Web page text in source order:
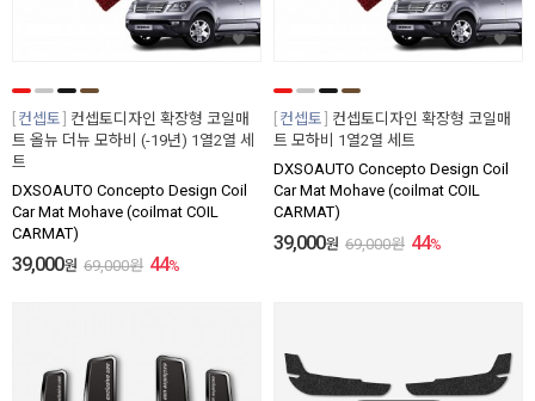
컨셉토
컨셉토디자인 확장형 코일매
트 올뉴 더뉴 모하비 (-19년) 1열2열 세
트
DXSOAUTO Concepto Design Coil
Car Mat Mohave (coilmat COIL
CARMAT)
39,000원 69,000원 44%
컨셉토
컨셉토디자인 확장형 코일매
트 모하비 1열2열 세트
DXSOAUTO Concepto Design Coil
Car Mat Mohave (coilmat COIL
CARMAT)
39,000원 69,000원 44%